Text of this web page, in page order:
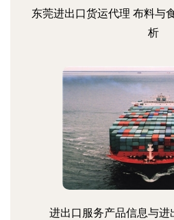
东莞进出口货运代理 布料与
析
进出口服务产品信息与进